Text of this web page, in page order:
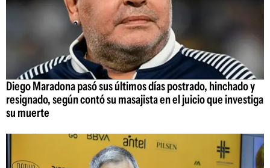
Diego Maradona pasó sus últimos días postrado, hinchado y
resignado, según contó su masajista en el juicio que investiga
su muerte